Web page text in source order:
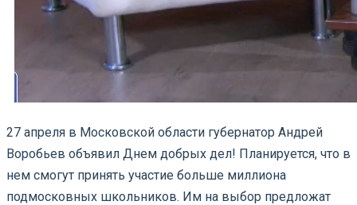
27 апреля в Московской области губернатор Андрей
Воробьев объявил Днем добрых дел! Планируется, что в
нем смогут принять участие больше миллиона
подмосковных школьников. Им на выбор предложат